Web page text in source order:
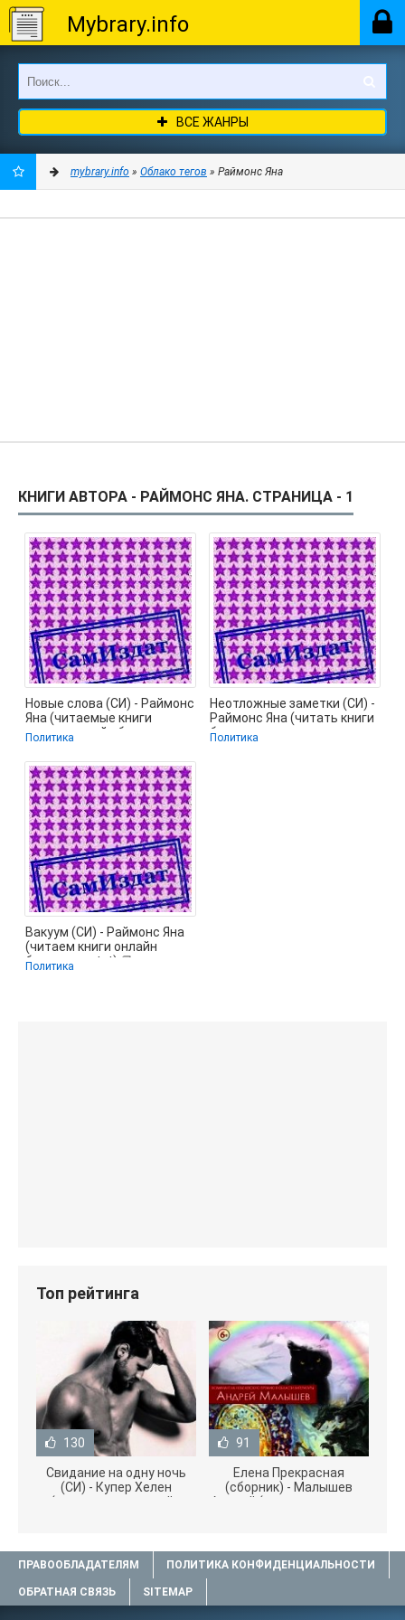
Mybrary.info
ВСЕ ЖАНРЫ
mybrary.info » Облако тегов » Раймонс Яна
КНИГИ АВТОРА - РАЙМОНС ЯНА. СТРАНИЦА - 1
Новые слова (СИ) - Раймонс
Яна (читаемые книги
читать онлайн бесплатно
Политика
Неотложные заметки (СИ) -
Раймонс Яна (читать книги
бесплатно полностью
Политика
Вакуум (СИ) - Раймонс Яна
(читаем книги онлайн
бесплатно .txt) 📗
Политика
Топ рейтинга
130
Свидание на одну ночь
(СИ) - Купер Хелен
(читать книги онлайн
91
Елена Прекрасная
(сборник) - Малышев
Андрей (книги полностью
ПРАВООБЛАДАТЕЛЯМ ПОЛИТИКА КОНФИДЕНЦИАЛЬНОСТИ
ОБРАТНАЯ СВЯЗЬ SITEMAP